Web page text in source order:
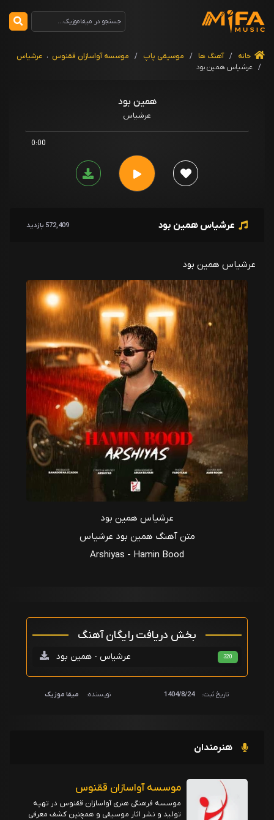
خانه / آهنگ ها / موسیقی پاپ / موسسه آواسازان ققنوس ، عرشیاس
/ عرشیاس همین بود
همین بود
عرشیاس
0:00
عرشیاس همین بود 572,409 بازدید
عرشیاس همین بود
عرشیاس همین بود
متن آهنگ همین بود عرشیاس
Arshiyas - Hamin Bood
بخش دریافت رایگان آهنگ
عرشیاس - همین بود 320
تاریخ ثبت: 1404/8/24 نویسنده: میفا موزیک
هنرمندان
موسسه آواسازان ققنوس
موسسه فرهنگی هنری آواسازان ققنوس در تهیه
تولید و نشر اثار موسیقی و همچنین کشف معرفی